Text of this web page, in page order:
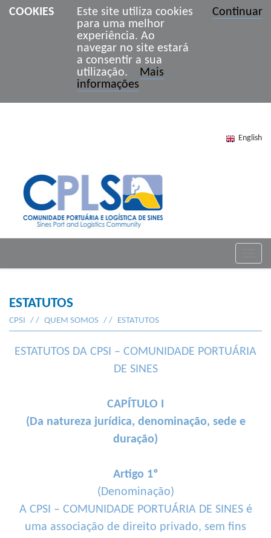
COOKIES
Este site utiliza cookies
para uma melhor
experiência. Ao
navegar no site estará
a consentir a sua
utilização. Mais
informações
Continuar
English
ESTATUTOS
CPSI QUEM SOMOS ESTATUTOS
ESTATUTOS DA CPSI – COMUNIDADE PORTUÁRIA
DE SINES
CAPÍTULO I
(Da natureza jurídica, denominação, sede e
duração)
Artigo 1º
(Denominação)
A CPSI – COMUNIDADE PORTUÁRIA DE SINES é
uma associação de direito privado, sem fins